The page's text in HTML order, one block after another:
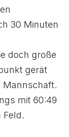
30 Minuten
doch große
gerät
Mannschaft.
mit 60:49
Feld.